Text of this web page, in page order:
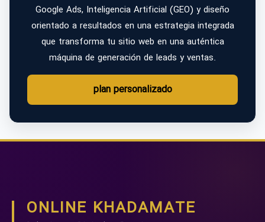
Google Ads, Inteligencia Artificial (GEO) y diseño
orientado a resultados en una estrategia integrada
que transforma tu sitio web en una auténtica
máquina de generación de leads y ventas.
plan personalizado
ONLINE KHADAMATE